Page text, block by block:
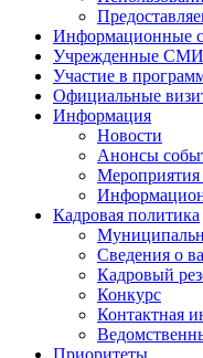
Информационные
Учрежденные СМИ
Участие в
Официальные
Информация
Новости
Анонсы
Кадровая политика
Сведения о
Кадровый
Конкурс
Контактная
Приоритеты